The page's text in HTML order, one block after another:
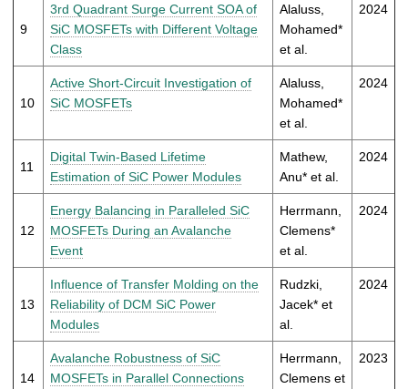
9
3rd Quadrant Surge Current SOA of
SiC MOSFETs with Different Voltage
Class
Alaluss,
Mohamed*
et al.
2024
10
Active Short-Circuit Investigation of
SiC MOSFETs
Alaluss,
Mohamed*
et al.
2024
11
Digital Twin-Based Lifetime
Estimation of SiC Power Modules
Mathew,
Anu* et al.
2024
12
Energy Balancing in Paralleled SiC
MOSFETs During an Avalanche
Event
Herrmann,
Clemens*
et al.
2024
13
Influence of Transfer Molding on the
Reliability of DCM SiC Power
Modules
Rudzki,
Jacek* et
al.
2024
14
Avalanche Robustness of SiC
MOSFETs in Parallel Connections
Herrmann,
Clemens et
2023